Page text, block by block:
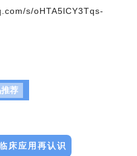
s/oHTA5lCY3Tqs-
荐
床应用再认识